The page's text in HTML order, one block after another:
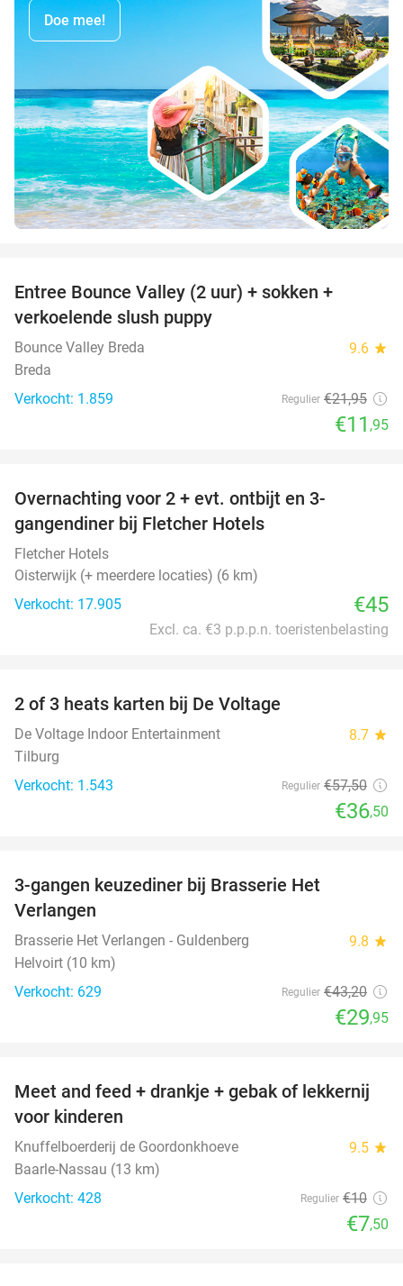
Doe mee!
Entree Bounce Valley (2 uur) + sokken +
verkoelende slush puppy
Bounce Valley Breda 9.6 star
Breda
Verkocht: 1.859
Regulier €21,95
€11 ,95
Overnachting voor 2 + evt. ontbijt en 3-
gangendiner bij Fletcher Hotels
Fletcher Hotels
Oisterwijk (+ meerdere locaties) (6 km)
Verkocht: 17.905
€45
Excl. ca. €3 p.p.p.n. toeristenbelasting
2 of 3 heats karten bij De Voltage
De Voltage Indoor Entertainment 8.7 star
Tilburg
Verkocht: 1.543
Regulier €57,50
€36,50
3-gangen keuzediner bij Brasserie Het
Verlangen
Brasserie Het Verlangen - Guldenberg 9.8 star
Helvoirt (10 km)
Verkocht: 629
Regulier €43,20
€29,95
25%
Meet and feed + drankje + gebak of lekkernij
voor kinderen
Knuffelboerderij de Goordonkhoeve 9.5 star
Baarle-Nassau (13 km)
Verkocht: 428
Regulier €10
€7,50